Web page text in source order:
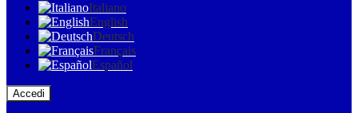
Italiano
English
Deutsch
Français
Español
Accedi